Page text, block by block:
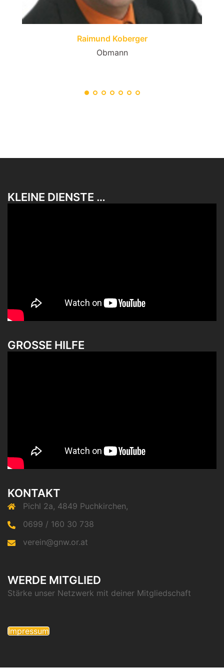
Raimund Koberger
Obmann
KLEINE DIENSTE …
GROSSE HILFE
KONTAKT
Pichl 2a, 4849 Puchkirchen,
0699 / 160 30 738
verein@gnw.or.at
WERDE MITGLIED
Stärke unser Netzwerk mit deiner Mitgliedschaft
Impressum